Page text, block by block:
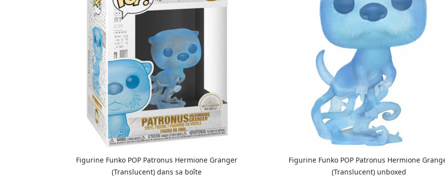
Figurine Funko POP Patronus Hermione Granger
(Translucent) dans sa boîte
Figurine Funko POP Patronus Hermione
(Translucent) unboxed